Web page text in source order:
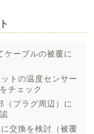
ケーブルの被覆に
ットの温度センサー
チェック
（プラグ周辺）に
に交換を検討（被覆